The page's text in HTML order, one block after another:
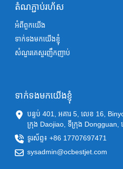
តំណភ្ជាប់រហ័ស
អំពីពួកយើង
ទាក់ទងមកយើងខ្ញុំ
សំណួរគេសួរញឹកញាប់
ទាក់ទងមកយើងខ្ញុំ
បន្ទប់ 401, អគារ 5, លេខ 16,
ក្រុង Daojiao, ទីក្រុង Dongguan,
ទូរស័ព្ទ៖ +86 17707697471
sysadmin@ocbestjet.com